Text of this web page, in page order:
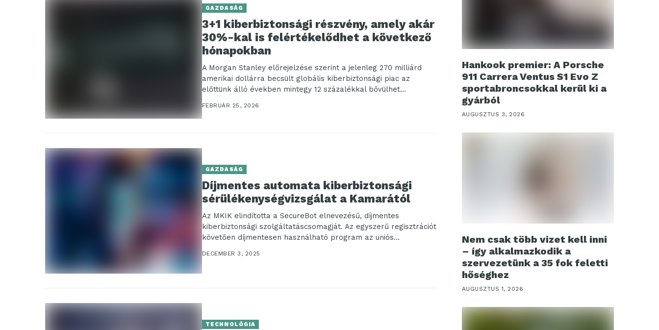
GAZDASÁG
3+1 kiberbiztonsági részvény, amely akár
30%-kal is felértékelődhet a következő
hónapokban
A Morgan Stanley előrejelzése szerint a jelenleg 270 milliárd
amerikai dollárra becsült globális kiberbiztonsági piac az
előttünk álló években mintegy 12 százalékkal bővülhet...
FEBRUÁR 25, 2026
GAZDASÁG
Díjmentes automata kiberbiztonsági
sérülékenységvizsgálat a Kamarától
Az MKIK elindította a SecureBot elnevezésű, díjmentes
kiberbiztonsági szolgáltatáscsomagját. Az egyszerű regisztrációt
követően díjmentesen használható program az uniós
DECEMBER 3, 2025
TECHNOLÓGIA
Hankook premier: A Porsche
911 Carrera Ventus S1 Evo Z
sportabroncsokkal kerül ki a
gyárból
AUGUSZTUS 3, 2026
Nem csak több vizet kell inni
– így alkalmazkodik a
szervezetünk a 35 fok feletti
hőséghez
AUGUSZTUS 1, 2026